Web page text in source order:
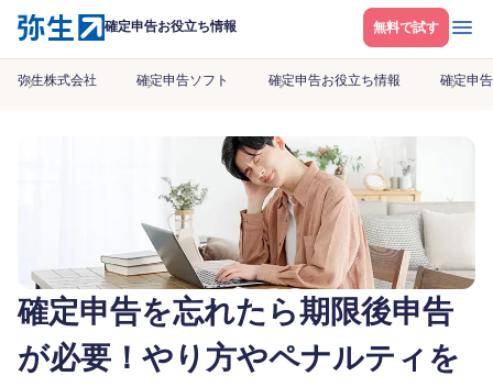
確定申告お役立ち情報 無料で試す メニ
弥生株式会社 確定申告ソフト 確定申告お役立ち情報 確定申
確定申告を忘れたら期限後申告
が必要！やり方やペナルティを